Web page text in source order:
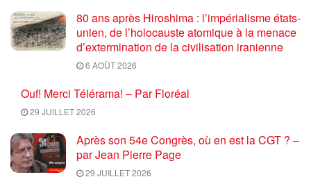
80 ans après Hiroshima : l’impérialisme états-
unien, de l’holocauste atomique à la menace
d’extermination de la civilisation iranienne
6 AOÛT 2026
Ouf! Merci Télérama! – Par Floréal
29 JUILLET 2026
Après son 54e Congrès, où en est la CGT ? –
par Jean Pierre Page
29 JUILLET 2026